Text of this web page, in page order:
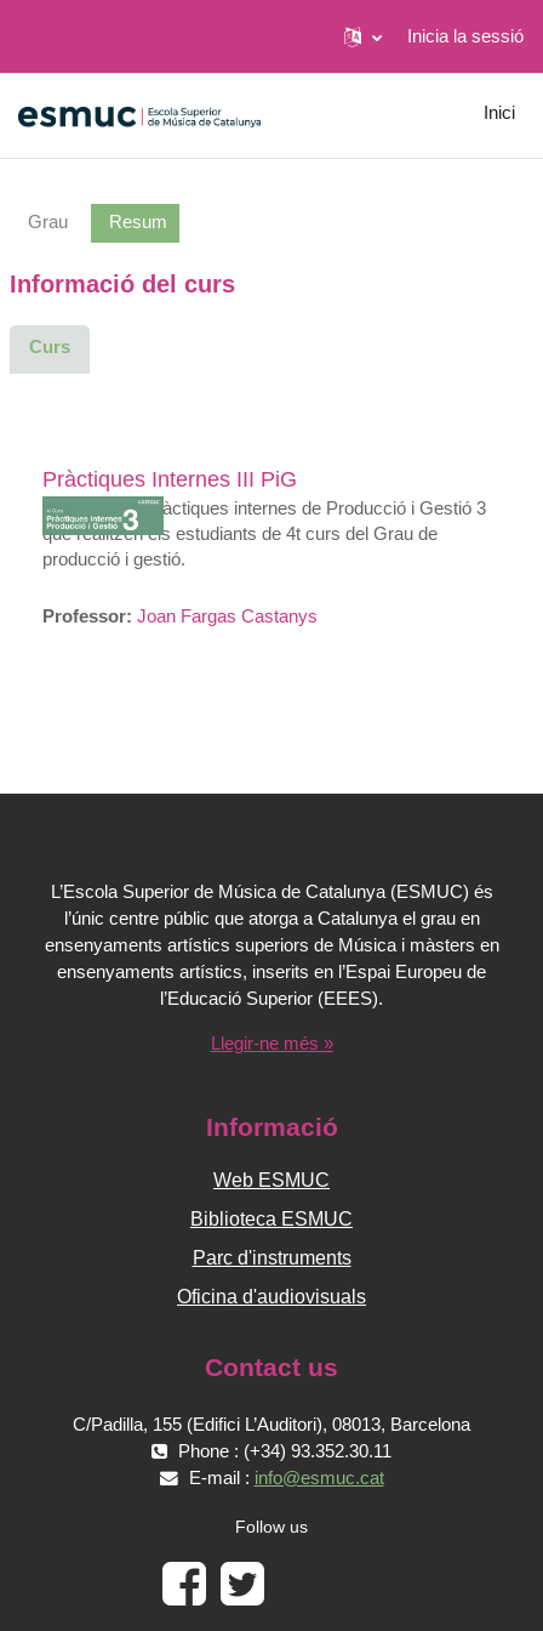
Inicia la sessió
Inici
Grau Resum
Informació del curs
Curs
Pràctiques Internes III PiG
Aulari de les Pràctiques internes de Producció i Gestió 3
que realitzen els estudiants de 4t curs del Grau de
producció i gestió.
Professor: Joan Fargas Castanys
L’Escola Superior de Música de Catalunya (ESMUC) és
l’únic centre públic que atorga a Catalunya el grau en
ensenyaments artístics superiors de Música i màsters en
ensenyaments artístics, inserits en l’Espai Europeu de
l’Educació Superior (EEES).
Llegir-ne més »
Informació
Web ESMUC
Biblioteca ESMUC
Parc d'instruments
Oficina d'audiovisuals
Contact us
C/Padilla, 155 (Edifici L’Auditori), 08013, Barcelona
Phone : (+34) 93.352.30.11
E-mail : info@esmuc.cat
Follow us